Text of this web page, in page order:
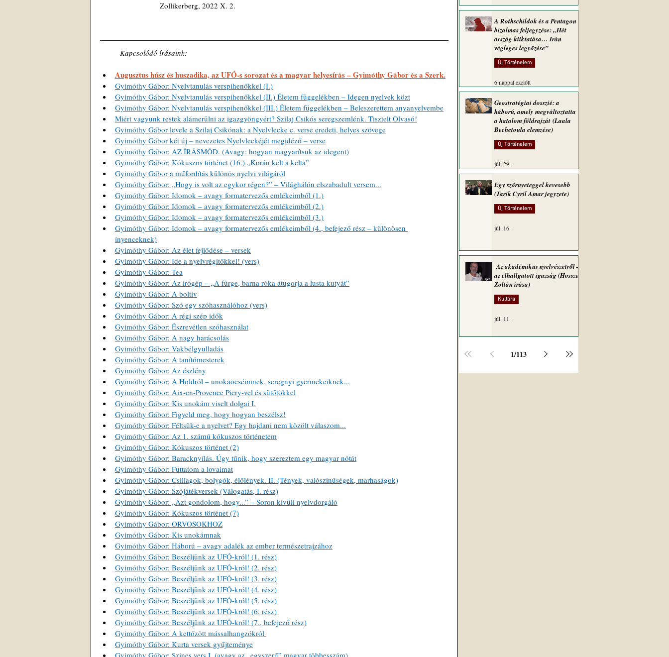
Zollikerberg, 2022 X. 2.
Kapcsolódó írásaink:
Augusztus húsz és huszadika, az UFÓ-s sorozat és a magyar helyesírás – Gyimóthy Gábor és a Szerk.
Gyimóthy Gábor: Nyelvtanulás verspihenőkkel (I.)
Gyimóthy Gábor: Nyelvtanulás verspihenőkkel (II.) Életem függelékben – Idegen nyelvek közt
Gyimóthy Gábor: Nyelvtanulás verspihenőkkel (III.) Életem függelékben – Beleszerettem anyanyelvembe
Miért vagyunk restek alámerülni az igazgyöngyért? Szilaj Csikós seregszemlénk. Tisztelt Olvasó!
Gyimóthy Gábor levele a Szilaj Csikónak: a Nyelvlecke c. verse eredeti, helyes szövege
Gyimóthy Gábor két új – nevezetes Nyelvleckéjét megidéző – verse
Gyimóthy Gábor: AZ ÍRÁSMÓD. (Avagy: hogyan magyarítsuk az idegent)
Gyimóthy Gábor: Kókuszos történet (16.) „Korán kelt a kelta”
Gyimóthy Gábor a műfordítás különös nyelvi világáról
Gyimóthy Gábor: „Hogy is volt az egykor régen?” – Világhálón elszabadult versem...
Gyimóthy Gábor: Idomok – avagy formatervezős emlékeimből (1.)
Gyimóthy Gábor: Idomok – avagy formatervezős emlékeimből (2.)
Gyimóthy Gábor: Idomok – avagy formatervezős emlékeimből (3.)
Gyimóthy Gábor: Idomok – avagy formatervezős emlékeimből (4., befejező rész – különösen
ínyenceknek)
Gyimóthy Gábor: Az élet fejlődése – versek
Gyimóthy Gábor: Ide a nyelvrégítőkkel! (vers)
Gyimóthy Gábor: Tea
Gyimóthy Gábor: Az írógép – „A fürge, barna róka átugorja a lusta kutyát”
Gyimóthy Gábor: A boltív
Gyimóthy Gábor: Szó egy szóhasználóhoz (vers)
Gyimóthy Gábor: A régi szép idők
Gyimóthy Gábor: Észrevétlen szóhasználat
Gyimóthy Gábor: A nagy harácsolás
Gyimóthy Gábor: Vakbélgyulladás
Gyimóthy Gábor: A tanítómesterek
Gyimóthy Gábor: Az észlény
Gyimóthy Gábor: A Holdról – unokaöcséimnek, seregnyi gyermekeiknek...
Gyimóthy Gábor: Aix-en-Provence Piery-vel és sütőtökkel
Gyimóthy Gábor: Kis unokám viselt dolgai I.
Gyimóthy Gábor: Figyeld meg, hogy hogyan beszélsz!
Gyimóthy Gábor: Féltsük-e a nyelvet? Egy hajdani nem közölt válaszom...
Gyimóthy Gábor: Az 1. számú kókuszos történetem
Gyimóthy Gábor: Kókuszos történet (2)
Gyimóthy Gábor: Baracknyílás. Úgy tűnik, hogy szereztem egy magyar nótát
Gyimóthy Gábor: Futtatom a lovaimat
Gyimóthy Gábor: Csillagok, bolygók, élőlények. II. (Tények, valószínűségek, marhaságok)
Gyimóthy Gábor: Szójátékversek (Válogatás, I. rész)
Gyimóthy Gábor: „Azt gondolom, hogy...” – Soron kívüli nyelvdorgáló
Gyimóthy Gábor: Kókuszos történet (7)
Gyimóthy Gábor: ORVOSOKHOZ
Gyimóthy Gábor: Kis unokámnak
Gyimóthy Gábor: Háború – avagy adalék az ember természetrajzához
Gyimóthy Gábor: Beszéljünk az UFÓ-król! (1. rész)
Gyimóthy Gábor: Beszéljünk az UFÓ-król! (2. rész)
Gyimóthy Gábor: Beszéljünk az UFÓ-król! (3. rész)
Gyimóthy Gábor: Beszéljünk az UFÓ-król! (4. rész)
Gyimóthy Gábor: Beszéljünk az UFÓ-król! (5. rész)
Gyimóthy Gábor: Beszéljünk az UFÓ-król! (6. rész)
Gyimóthy Gábor: Beszéljünk az UFÓ-król! (7., befejező rész)
Gyimóthy Gábor: A kettőzött mássalhangzókról
Gyimóthy Gábor: Kurta versek gyűjteménye
Gyimóthy Gábor: Színes vers I. (avagy az „egyszerű” magyar többesszám)
A Rothschildok és a Pentagon
bizalmas feljegyzése: „Hét
ország kiiktatása… Irán
végleges legyőzése”
Új Történelem
6 nappal ezelőtt
Geostratégiai dosszié: a
háború, amely megváltoztatta
a hatalom földrajzát (Laala
Bechetoula elemzése)
Új Történelem
júl. 29.
Egy szörnyeteggel kevesebb
(Tarik Cyril Amar jegyzete)
Új Történelem
júl. 16.
Az akadémikus nyelvészetről –
az elhallgatott igazság (Hosszú
Zoltán írása)
Kultúra
júl. 11.
1/113